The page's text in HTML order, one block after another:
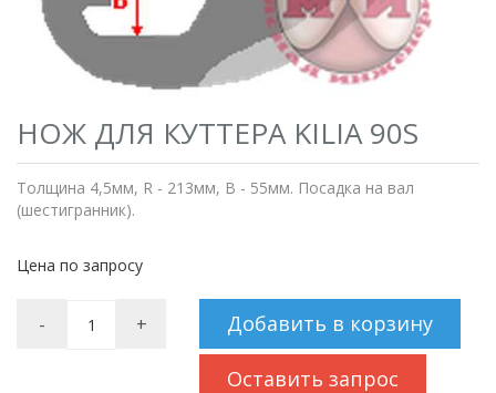
НОЖ ДЛЯ КУТТЕРА KILIA 90S
Толщина 4,5мм, R - 213мм, B - 55мм. Посадка на вал
(шестигранник).
Цена по запросу
- + Добавить в корзину
Оставить запрос